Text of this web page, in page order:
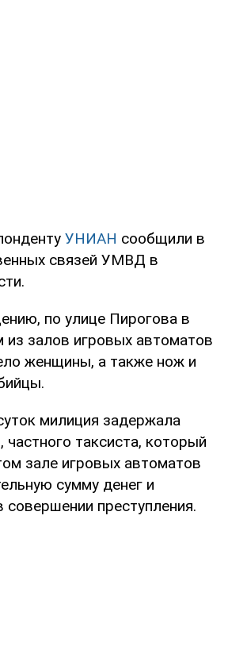
УНИАН сообщили в
связей УМВД в
по улице Пирогова в
из залов игровых автоматов
женщины, а также нож и
милиция задержала
таксиста, который
зале игровых автоматов
сумму денег и
совершении преступления.